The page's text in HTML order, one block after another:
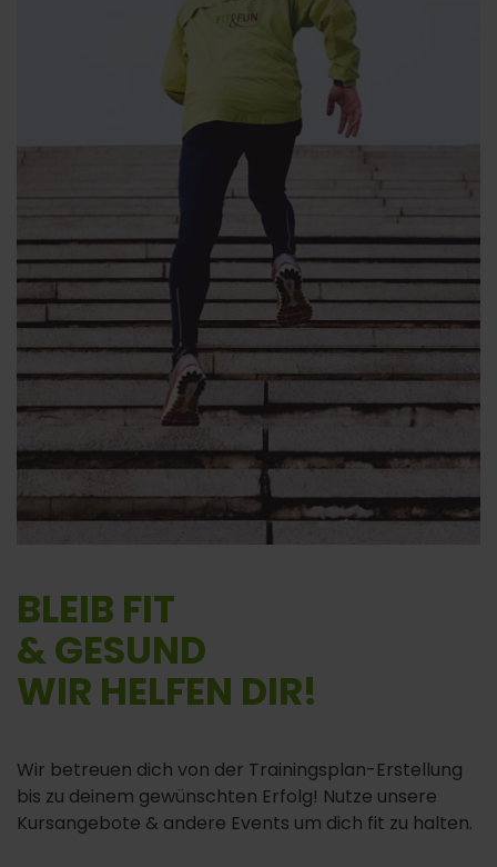
BLEIB FIT
& GESUND
WIR HELFEN DIR!
Wir betreuen dich von der Trainingsplan-Erstellung
bis zu deinem gewünschten Erfolg! Nutze unsere
Kursangebote & andere Events um dich fit zu halten.